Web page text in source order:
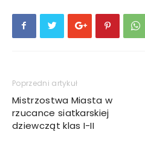
Poprzedni artykuł
Mistrzostwa Miasta w
rzucance siatkarskiej
dziewcząt klas I-II